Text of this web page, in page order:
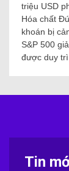
triệu USD
Hóa chất
khoán bị
S&P 500
được duy trì
Tin